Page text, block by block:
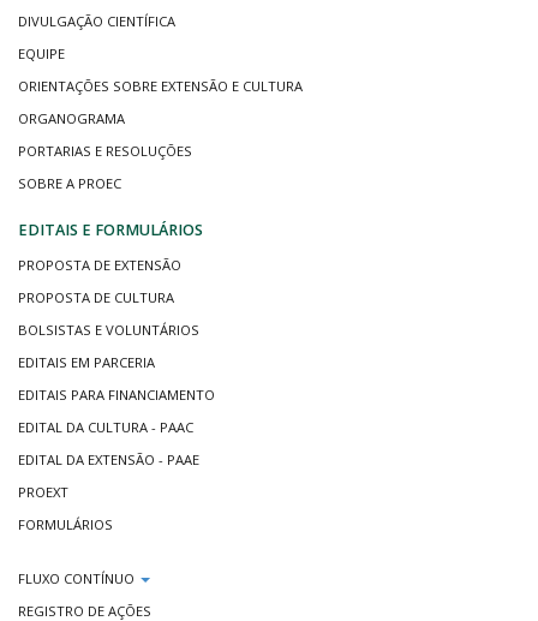
DIVULGAÇÃO CIENTÍFICA
EQUIPE
ORIENTAÇÕES SOBRE EXTENSÃO E CULTURA
ORGANOGRAMA
PORTARIAS E RESOLUÇÕES
SOBRE A PROEC
EDITAIS E FORMULÁRIOS
PROPOSTA DE EXTENSÃO
PROPOSTA DE CULTURA
BOLSISTAS E VOLUNTÁRIOS
EDITAIS EM PARCERIA
EDITAIS PARA FINANCIAMENTO
EDITAL DA CULTURA - PAAC
EDITAL DA EXTENSÃO - PAAE
PROEXT
FORMULÁRIOS
FLUXO CONTÍNUO
REGISTRO DE AÇÕES